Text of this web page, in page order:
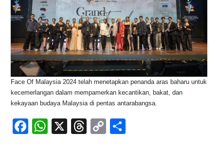
Face Of Malaysia 2024 telah menetapkan penanda aras baharu untuk
kecemerlangan dalam mempamerkan kecantikan, bakat, dan
kekayaan budaya Malaysia di pentas antarabangsa.
F
W
X
T
C